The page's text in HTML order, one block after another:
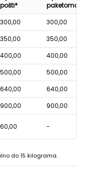
pošti*
paketomatu*
300,00
300,00
350,00
350,00
400,00
400,00
500,00
500,00
640,00
640,00
900,00
900,00
60,00 -
do 15 kilograma.